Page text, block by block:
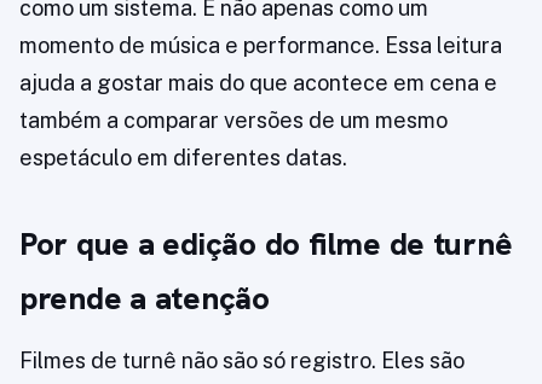
como um sistema. E não apenas como um
momento de música e performance. Essa leitura
ajuda a gostar mais do que acontece em cena e
também a comparar versões de um mesmo
espetáculo em diferentes datas.
Por que a edição do filme de turnê
prende a atenção
Filmes de turnê não são só registro. Eles são